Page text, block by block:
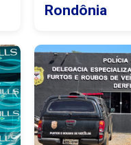
Rondônia